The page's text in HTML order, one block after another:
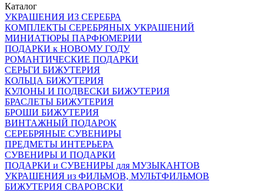
Каталог
УКРАШЕНИЯ ИЗ СЕРЕБРА
КОМПЛЕКТЫ СЕРЕБРЯНЫХ УКРАШЕНИЙ
МИНИАТЮРЫ ПАРФЮМЕРИИ
ПОДАРКИ к НОВОМУ ГОДУ
РОМАНТИЧЕСКИЕ ПОДАРКИ
СЕРЬГИ БИЖУТЕРИЯ
КОЛЬЦА БИЖУТЕРИЯ
КУЛОНЫ И ПОДВЕСКИ БИЖУТЕРИЯ
БРАСЛЕТЫ БИЖУТЕРИЯ
БРОШИ БИЖУТЕРИЯ
ВИНТАЖНЫЙ ПОДАРОК
СЕРЕБРЯНЫЕ СУВЕНИРЫ
ПРЕДМЕТЫ ИНТЕРЬЕРА
СУВЕНИРЫ И ПОДАРКИ
ПОДАРКИ и СУВЕНИРЫ для МУЗЫКАНТОВ
УКРАШЕНИЯ из ФИЛЬМОВ, МУЛЬТФИЛЬМОВ
БИЖУТЕРИЯ СВАРОВСКИ